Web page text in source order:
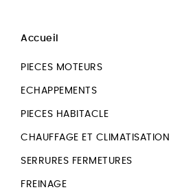
Accueil
PIECES MOTEURS
ECHAPPEMENTS
PIECES HABITACLE
CHAUFFAGE ET CLIMATISATION
SERRURES FERMETURES
FREINAGE